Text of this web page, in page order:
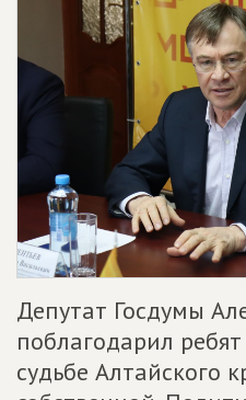
Депутат Госдумы
поблагодарил
судьбе Алтайского